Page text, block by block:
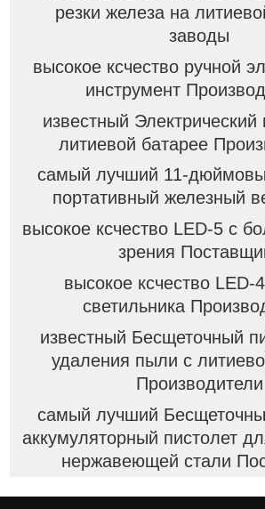
резки железа на
заводы
высокое ксчество ручной
инструмент
известный
литиевой батарее
самый лучший 11-
портативный железный
высокое ксчество LED-5 с
зрения
высокое ксчество LED-
светильника
известный Бесщеточный
удаления пыли с
Производители
самый лучший
аккумуляторный пистолет
нержавеющей стали